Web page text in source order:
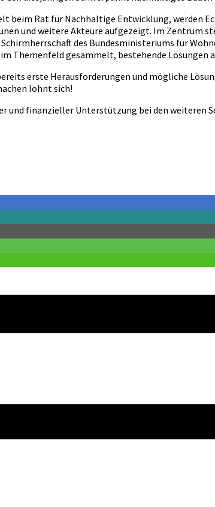
beim Rat für Nachhaltige Entwicklung, werden
und weitere Akteure aufgezeigt. Im Zentrum
des Bundesministeriums für
Themenfeld gesammelt, bestehende Lösungen
erste Herausforderungen und mögliche
lohnt sich!
und finanzieller Unterstützung bei den weiteren